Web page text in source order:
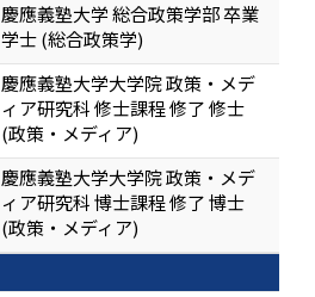
慶應義塾大学 総合政策学部 卒業
学士 (総合政策学)
慶應義塾大学大学院 政策・メデ
ィア研究科 修士課程 修了 修士
(政策・メディア)
慶應義塾大学大学院 政策・メデ
ィア研究科 博士課程 修了 博士
(政策・メディア)